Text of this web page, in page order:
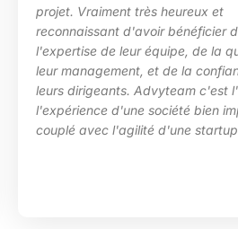
Vraiment très heureux et
d'avoir bénéficier de
de leur équipe, de la qualité
management, et de la confiance de
dirigeants. Advyteam c'est l'assise
d'une société bien implantée
avec l'agilité d'une startup.